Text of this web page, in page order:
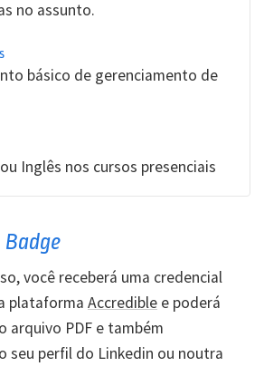
no assunto.
básico de gerenciamento de
Inglês nos cursos presenciais
Badge
você receberá uma credencial
plataforma Accrediblee poderá
arquivo PDF e também
seu perfil do Linkedin ou noutra